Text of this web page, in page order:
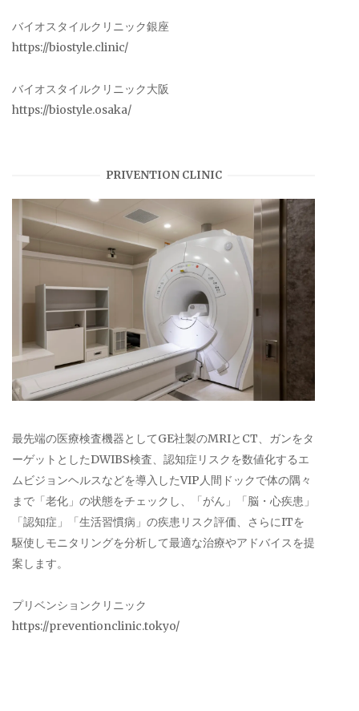
バイオスタイルクリニック銀座
https://biostyle.clinic/
バイオスタイルクリニック大阪
https://biostyle.osaka/
PRIVENTION CLINIC
最先端の医療検査機器としてGE社製のMRIとCT、ガンをタ
ーゲットとしたDWIBS検査、認知症リスクを数値化するエ
ムビジョンヘルスなどを導入したVIP人間ドックで体の隅々
まで「老化」の状態をチェックし、「がん」「脳・心疾患」
「認知症」「生活習慣病」の疾患リスク評価、さらにITを
駆使しモニタリングを分析して最適な治療やアドバイスを提
案します。
プリベンションクリニック
https://preventionclinic.tokyo/